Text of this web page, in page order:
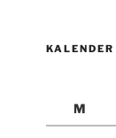
KALENDER
M